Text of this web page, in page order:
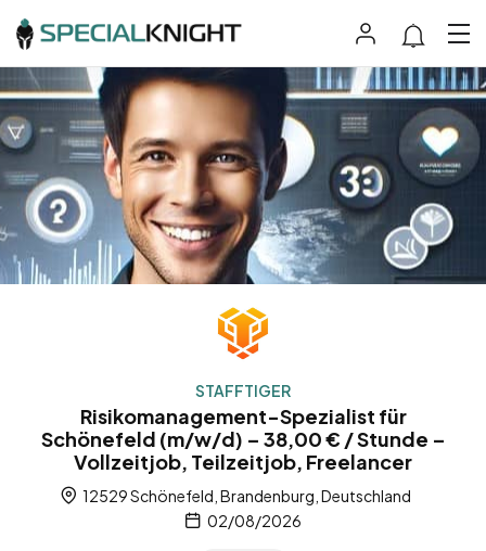
STAFFTIGER
Risikomanagement-Spezialist für
Schönefeld (m/w/d) – 38,00 € / Stunde –
Vollzeitjob, Teilzeitjob, Freelancer
12529 Schönefeld, Brandenburg, Deutschland
02/08/2026